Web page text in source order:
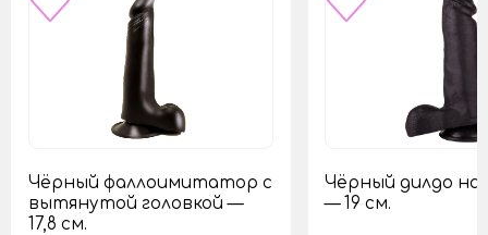
Чёрный фаллоимитатор с
вытянутой головкой —
17,8 см.
Чёрный дилдо на
— 19 см.